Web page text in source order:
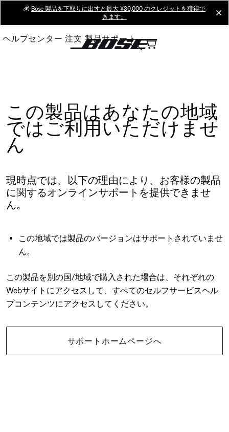
Main
💰 Bose 製品を下取りに出すと最大 ¥30,000 のクレジットを獲得で
きます。
ヘルプセンター 注文 製品サポート
この製品はあなたの地域
ではご利用いただけませ
ん
現時点では、以下の理由により、お客様の製品
に関するオンラインサポートを提供できませ
ん。
この地域では製品のバージョンはサポートされていませ
ん。
この製品を別の国/地域で購入された場合は、それぞれの
Webサイトにアクセスして、すべてのセルフサービスヘル
プコンテンツにアクセスしてください。
サポートホームページへ